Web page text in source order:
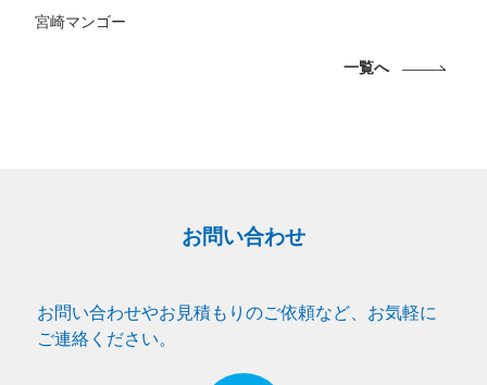
宮崎マンゴー
一覧へ
お問い合わせ
お問い合わせやお見積もりのご依頼など、お気軽に
ご連絡ください。